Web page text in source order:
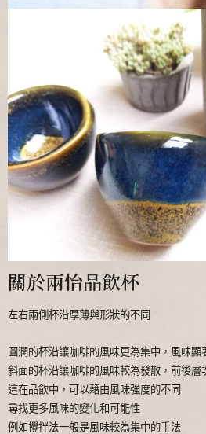
關於兩怡品飲杯
左右兩側杯沿厚薄與形狀的不同
圓潤的杯沿讓咖啡的風味更為集中，風味顯
斜面的杯沿讓咖啡的風味較為發散，前後層
這在品飲中，可以藉由風味強度的不同
尋找更多風味的變化和可能性
例如攪拌法一般是風味較為集中的手法